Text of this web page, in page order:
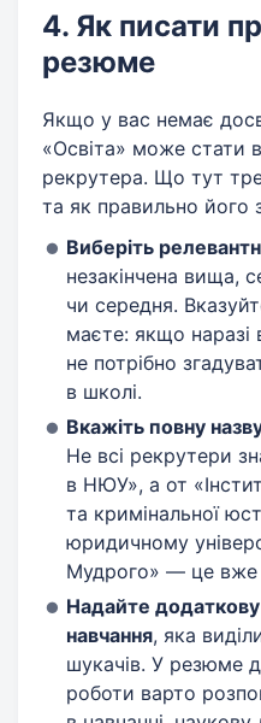
4. Як писати
резюме
Якщо у вас немає
«Освіта» може стати
рекрутера. Що тут
та як правильно його
Виберіть
незакінчена вища,
чи середня.
маєте: якщо наразі
не потрібно
в школі.
Вкажіть повну
Не всі рекрутери
в НЮУ», а от
та кримінальної
юридичному
Мудрого» — це вже
Надайте
навчання, яка
шукачів. У резюме
роботи варто